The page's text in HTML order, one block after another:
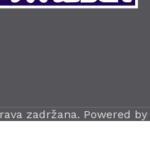
zadržana. Powered by